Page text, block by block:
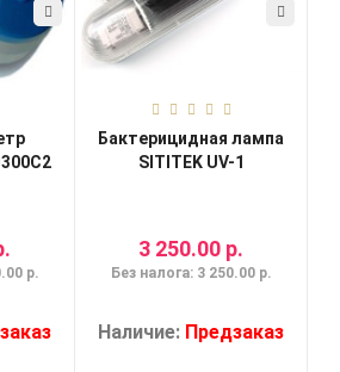
р.
Бактерицидная лампа
SITITEK UV-1
3 250.00 р.
Без налога: 3 250.00 р.
Наличие: Предзаказ